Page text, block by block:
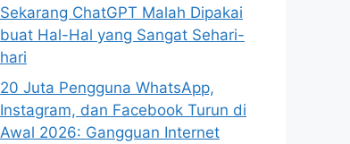
Sekarang ChatGPT Malah Dipakai
buat Hal-Hal yang Sangat Sehari-
hari
20 Juta Pengguna WhatsApp,
Instagram, dan Facebook Turun di
Awal 2026: Gangguan Internet